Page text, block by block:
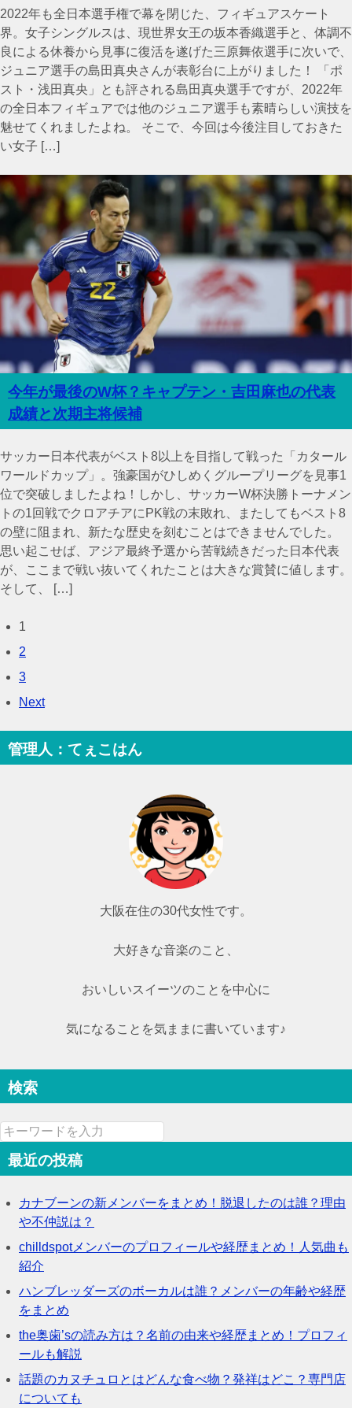
2022年も全日本選手権で幕を閉じた、フィギュアスケート
界。女子シングルスは、現世界女王の坂本香織選手と、体調不
良による休養から見事に復活を遂げた三原舞依選手に次いで、
ジュニア選手の島田真央さんが表彰台に上がりました！ 「ポ
スト・浅田真央」とも評される島田真央選手ですが、2022年
の全日本フィギュアでは他のジュニア選手も素晴らしい演技を
魅せてくれましたよね。 そこで、今回は今後注目しておきた
い女子 […]
今年が最後のW杯？キャプテン・吉田麻也の代表
成績と次期主将候補
サッカー日本代表がベスト8以上を目指して戦った「カタール
ワールドカップ」。強豪国がひしめくグループリーグを見事1
位で突破しましたよね！しかし、サッカーW杯決勝トーナメン
トの1回戦でクロアチアにPK戦の末敗れ、またしてもベスト8
の壁に阻まれ、新たな歴史を刻むことはできませんでした。
思い起こせば、アジア最終予選から苦戦続きだった日本代表
が、ここまで戦い抜いてくれたことは大きな賞賛に値します。
そして、 […]
1
2
3
Next
管理人：てぇこはん
大阪在住の30代女性です。
大好きな音楽のこと、
おいしいスイーツのことを中心に
気になることを気ままに書いています♪
検索
最近の投稿
カナブーンの新メンバーをまとめ！脱退したのは誰？理由
や不仲説は？
chilldspotメンバーのプロフィールや経歴まとめ！人気曲も
紹介
ハンブレッダーズのボーカルは誰？メンバーの年齢や経歴
をまとめ
the奥歯’sの読み方は？名前の由来や経歴まとめ！プロフィ
ールも解説
話題のカヌチュロとはどんな食べ物？発祥はどこ？専門店
についても